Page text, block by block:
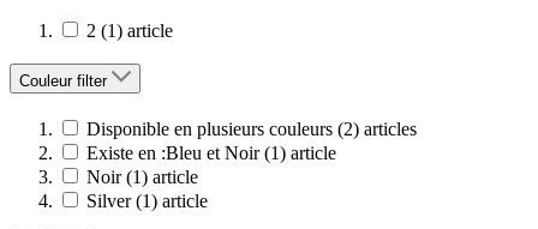
2 (1) article
Couleur filter
Disponible en plusieurs couleurs (2) articles
Existe en :Bleu et Noir (1) article
Noir (1) article
Silver (1) article